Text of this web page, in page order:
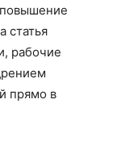
статья
рабочие
прямо в